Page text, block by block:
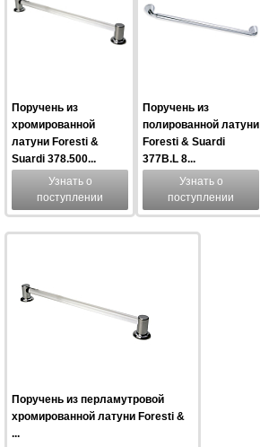
Поручень из
хромированной
латуни Foresti &
Suardi 378.500...
Узнать о
поступлении
Поручень из
полированной латуни
Foresti & Suardi
377B.L 8...
Узнать о
поступлении
Поручень из перламутровой
хромированной латуни Foresti &
...